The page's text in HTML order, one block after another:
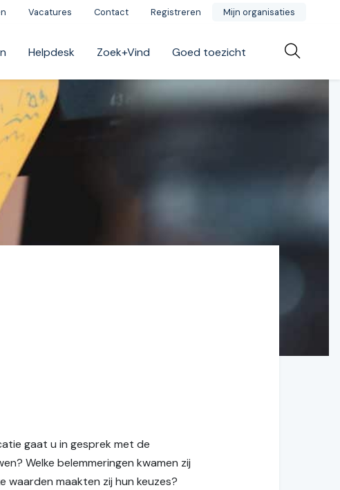
Vacatures Contact Registreren Mijn organisaties
Helpdesk Zoek+Vind Goed toezicht
gaat u in gesprek met de
Welke belemmeringen kwamen zij
waarden maakten zij hun keuzes?